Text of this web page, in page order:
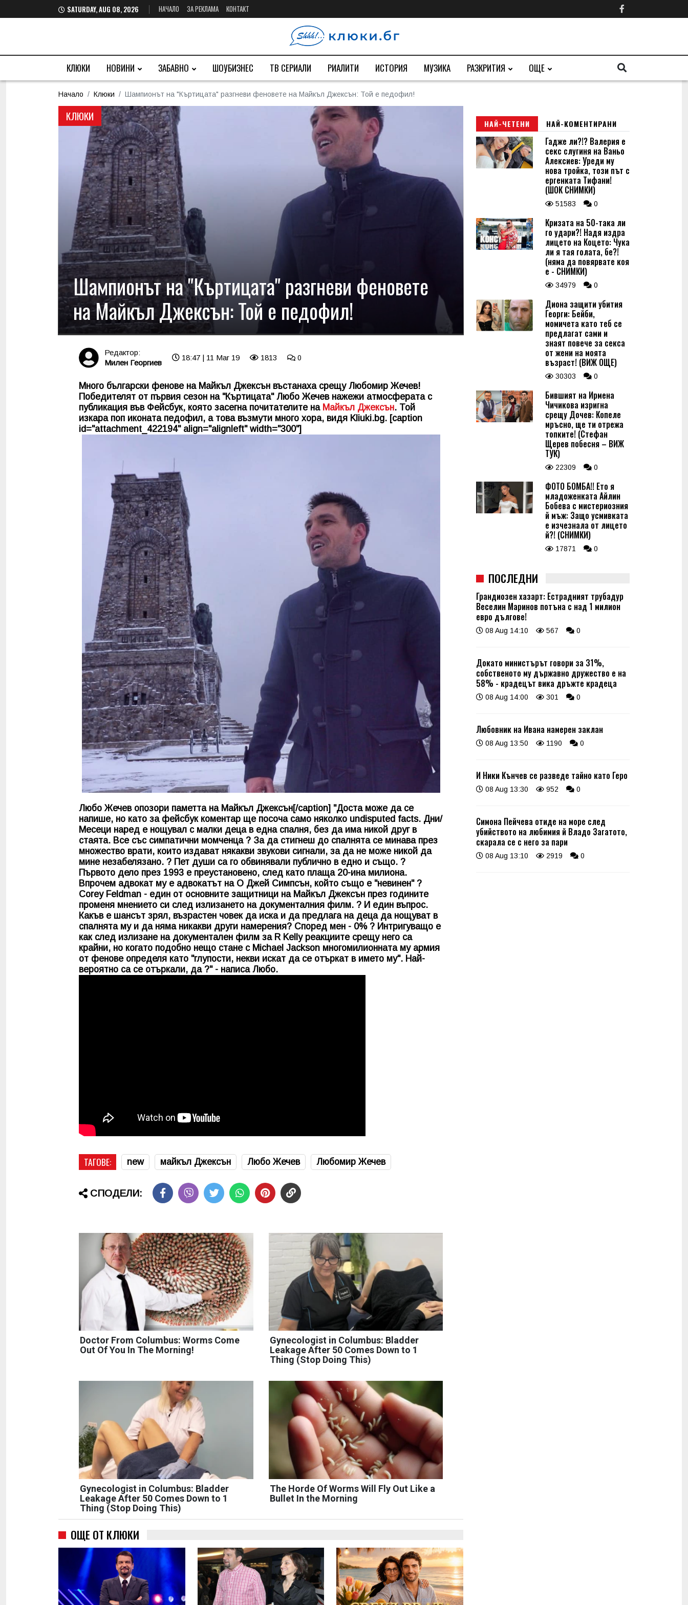
SATURDAY, AUG 08, 2026 НАЧАЛО ЗА РЕКЛАМА КОНТАКТ
КЛЮКИ НОВИНИ ЗАБАВНО ШОУБИЗНЕС ТВ СЕРИАЛИ РИАЛИТИ ИСТОРИЯ МУЗИКА РАЗКРИТИЯ ОЩЕ
Начало Клюки Шампионът на "Къртицата" разгневи феновете на Майкъл Джексън: Той е педофил!
КЛЮКИ
Шампионът на "Къртицата" разгневи феновете
на Майкъл Джексън: Той е педофил!
Редактор:
Милен Георгиев
18:47 | 11 Mar 19 1813 0
Много български фенове на Майкъл Джексън въстанаха срещу Любомир Жечев!
Победителят от първия сезон на "Къртицата" Любо Жечев нажежи атмосферата с
публикация във Фейсбук, която засегна почитателите на Майкъл Джексън. Той
изкара поп иконата педофил, а това възмути много хора, видя Kliuki.bg. [caption
id="attachment_422194" align="alignleft" width="300"]
Любо Жечев опозори паметта на Майкъл Джексън[/caption] "Доста може да се
напише, но като за фейсбук коментар ще посоча само няколко undisputed facts. Дни/
Месеци наред е нощувал с малки деца в една спалня, без да има никой друг в
стаята. Все със симпатични момченца ? За да стигнеш до спалнята се минава през
множество врати, които издават някакви звукови сигнали, за да не може никой да
мине незабелязано. ? Пет души са го обвинявали публично в едно и също. ?
Първото дело през 1993 е преустановено, след като плаща 20-ина милиона.
Впрочем адвокат му е адвокатът на О Джей Симпсън, който също е "невинен" ?
Corey Feldman - един от основните защитници на Майкъл Джексън през годините
променя мнението си след излизането на документалния филм. ? И един въпрос.
Какъв е шансът зрял, възрастен човек да иска и да предлага на деца да нощуват в
спалнята му и да няма никакви други намерения? Според мен - 0% ? Интригуващо е
как след излизане на документален филм за R Kelly реакциите срещу него са
крайни, но когато подобно нещо стане с Michael Jackson многомилионната му армия
от фенове определя като "глупости, некви искат да се отъркат в името му". Най-
вероятно са се отъркали, да ?" - написа Любо.
ТАГОВЕ: new майкъл Джексън Любо Жечев Любомир Жечев
СПОДЕЛИ:
Doctor From Columbus: Worms Come
Out Of You In The Morning!
Gynecologist in Columbus: Bladder
Leakage After 50 Comes Down to 1
Thing (Stop Doing This)
Gynecologist in Columbus: Bladder
Leakage After 50 Comes Down to 1
Thing (Stop Doing This)
The Horde Of Worms Will Fly Out Like a
Bullet In the Morning
ОЩЕ ОТ КЛЮКИ
НАЙ-ЧЕТЕНИ НАЙ-КОМЕНТИРАНИ
Гадже ли?!? Валерия е
секс слугиня на Ваньо
Алексиев: Уреди му
нова тройка, този път с
ергенката Тифани!
(ШОК СНИМКИ)
51583 0
Кризата на 50-така ли
го удари?! Надя издра
лицето на Коцето: Чука
ли я тая голата, бе?!
(няма да повярвате коя
е - СНИМКИ)
34979 0
Диона защити убития
Георги: Бейби,
момичета като теб се
предлагат сами и
знаят повече за секса
от жени на моята
възраст! (ВИЖ ОЩЕ)
30303 0
Бившият на Ирмена
Чичикова изригна
срещу Дочев: Копеле
мръсно, ще ти отрежа
топките! (Стефан
Щерев побесня – ВИЖ
ТУК)
22309 0
ФОТО БОМБА!! Ето я
младоженката Айлин
Бобева с мистериозния
й мъж: Защо усмивката
е изчезнала от лицето
й?! (СНИМКИ)
17871 0
ПОСЛЕДНИ
Грандиозен хазарт: Естрадният трубадур
Веселин Маринов потъна с над 1 милион
евро дългове!
08 Aug 14:10 567 0
Докато министърът говори за 31%,
собственото му държавно дружество е на
58% - крадецът вика дръжте крадеца
08 Aug 14:00 301 0
Любовник на Ивана намерен заклан
08 Aug 13:50 1190 0
И Ники Кънчев се разведе тайно като Геро
08 Aug 13:30 952 0
Симона Пейчева отиде на море след
убийството на любимия й Владо Загатото,
скарала се с него за пари
08 Aug 13:10 2919 0